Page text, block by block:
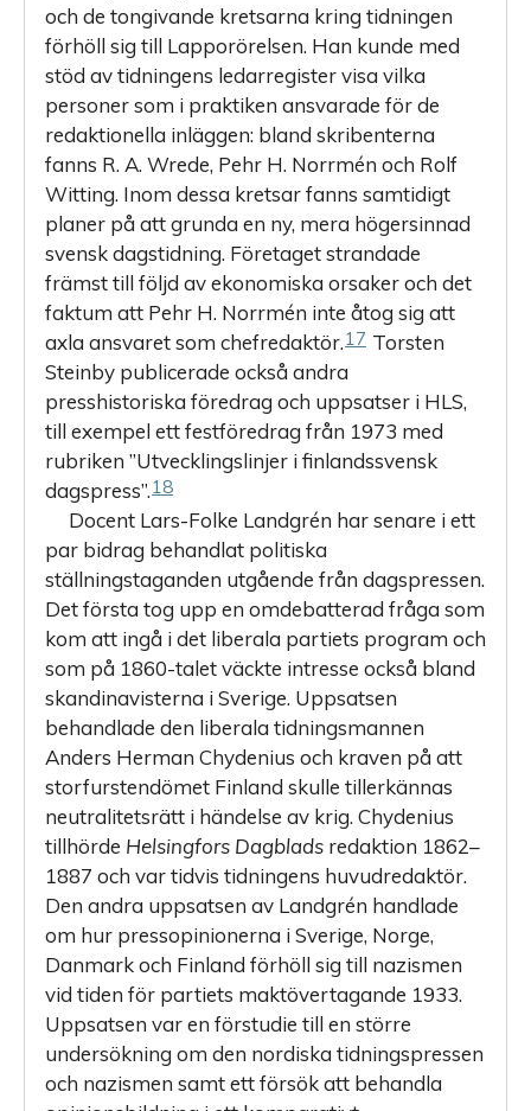
och de tongivande kretsarna kring tidningen
förhöll sig till Lapporörelsen. Han kunde med
stöd av tidningens ledarregister visa vilka
personer som i praktiken ansvarade för de
redaktionella inläggen: bland skribenterna
fanns R. A. Wrede, Pehr H. Norrmén och Rolf
Witting. Inom dessa kretsar fanns samtidigt
planer på att grunda en ny, mera högersinnad
svensk dagstidning. Företaget strandade
främst till följd av ekonomiska orsaker och det
faktum att Pehr H. Norrmén inte åtog sig att
axla ansvaret som chefredaktör.17 Torsten
Steinby publicerade också andra
presshistoriska föredrag och uppsatser i HLS,
till exempel ett festföredrag från 1973 med
rubriken ”Utvecklingslinjer i finlandssvensk
dagspress”.18
Docent Lars-Folke Landgrén har senare i ett
par bidrag behandlat politiska
ställningstaganden utgående från dagspressen.
Det första tog upp en omdebatterad fråga som
kom att ingå i det liberala partiets program och
som på 1860-talet väckte intresse också bland
skandina­visterna i Sverige. Uppsatsen
behandlade den liberala tidningsmannen
Anders Herman Chydenius och kraven på att
storfurstendömet Finland skulle tillerkännas
neutralitetsrätt i händelse av krig. ­Chydenius
tillhörde Helsingfors Dagblads redaktion 1862–
1887 och var tidvis tidningens huvudredaktör.
Den andra uppsatsen av Landgrén handlade
om hur pressopinionerna i Sverige, Norge,
Danmark och Finland förhöll sig till nazismen
vid tiden för partiets maktövertagande 1933.
Uppsatsen var en förstudie till en större
undersökning om den nordiska tidningspressen
och nazismen samt ett försök att behandla